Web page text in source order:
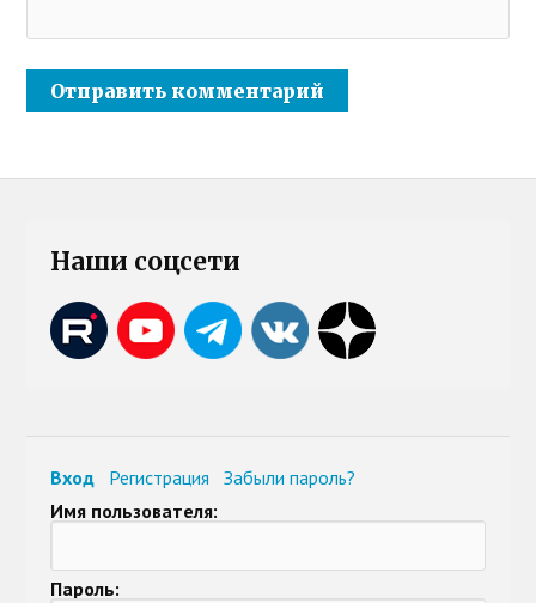
Наши соцсети
Вход Регистрация
Забыли пароль?
Имя пользователя:
Пароль: